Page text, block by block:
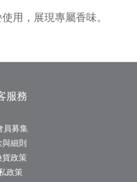
用，展現專屬香味。
服務
員募集
細則
政策
政策